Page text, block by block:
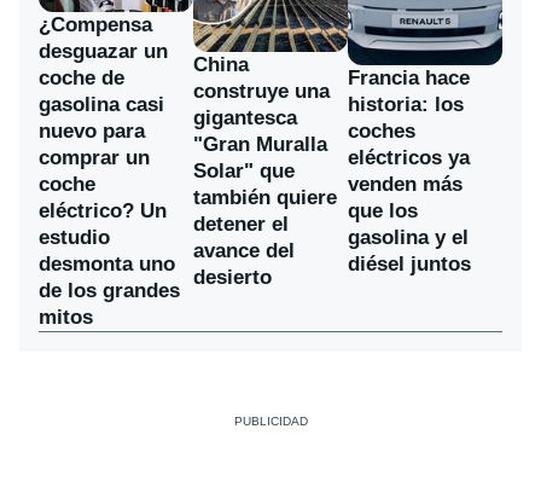
¿Compensa
desguazar un
coche de
gasolina casi
nuevo para
comprar un
coche
eléctrico? Un
estudio
desmonta uno
de los grandes
mitos
China
construye una
gigantesca
"Gran Muralla
Solar" que
también quiere
detener el
avance del
desierto
Francia hace
historia: los
coches
eléctricos ya
venden más
que los
gasolina y el
diésel juntos